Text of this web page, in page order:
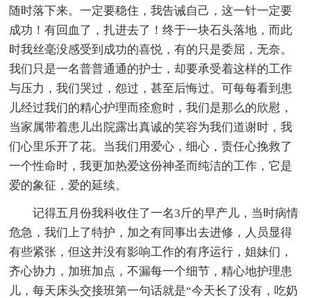
随时落下来。一定要稳住，我告诫自己，这一针一定要
成功！有回血了，扎进去了！终于一块石头落地，而此
时我丝毫没感受到成功的喜悦，有的只是委屈，无奈。
我们只是一名普普通通的护士，却要承受着这样的工作
与压力，我们哭过，怨过，甚至后悔过。可每每看到患
儿经过我们的精心护理而痊愈时，我们是那么的欣慰，
当家属带着患儿出院露出真诚的笑容为我们道谢时，我
们心里乐开了花。当我们用爱心，细心，责任心挽救了
一个性命时，我更加热爱这份神圣而纯洁的工作，它是
爱的象征，爱的延续。
记得五月份我科收住了一名3斤的早产儿，当时病情
危急，我们上了特护，加之有同事出去进修，人员显得
有些紧张，但这并没有影响工作的有序运行，姐妹们，
齐心协力，加班加点，不漏每一个细节，精心地护理患
儿，每天床头交接班第一句话就是“今天长了没有，吃奶